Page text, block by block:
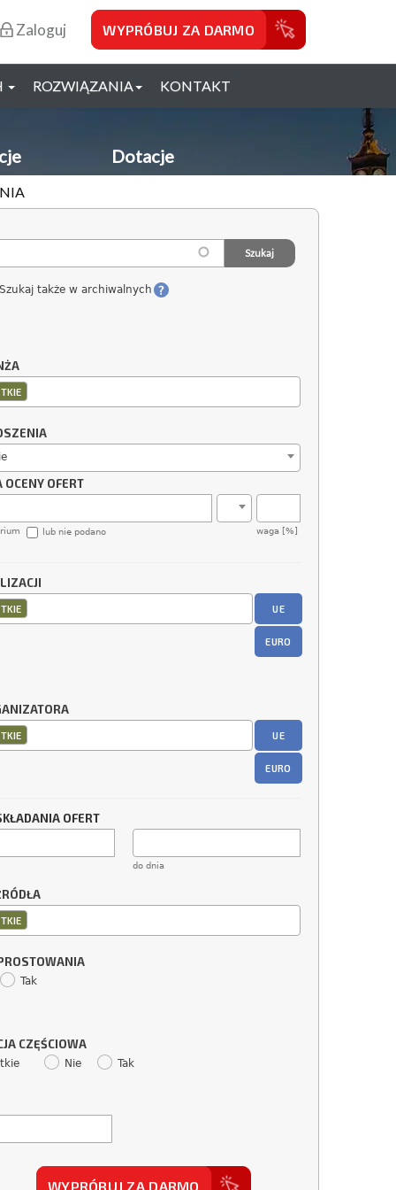
Zaloguj WYPRÓBUJ ZA DARMO
ROZWIĄZANIA KONTAKT
Dotacje
Szukaj także w archiwalnych
OCENY OFERT
waga [%]
lub nie podano
UE
EURO
UE
EURO
OFERT
do dnia
Tak
CZĘŚCIOWA
Nie Tak
WYPRÓBUJ ZA DARMO